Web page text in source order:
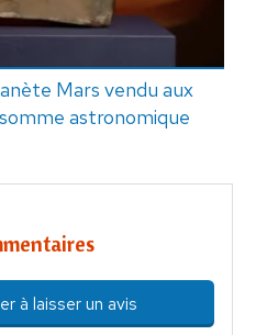
Mars vendu aux
astronomique
à laisser un avis